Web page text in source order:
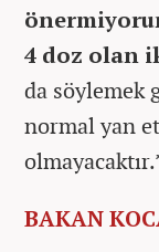
4 doz olan
da söylemek
normal yan
BAKAN